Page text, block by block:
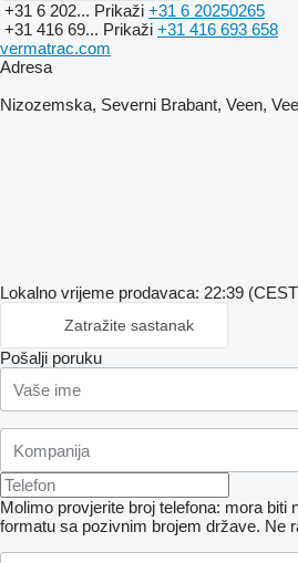
+31 6 202... Prikaži +31 6 20250265
+31 416 69... Prikaži +31 416 693 658
vermatrac.com
Adresa
Nizozemska, Severni Brabant, Veen,
Lokalno vrijeme prodavaca: 22:39
Zatražite sastanak
Pošalji poruku
Molimo provjerite broj telefona: mora biti
formatu sa pozivnim brojem države. Ne